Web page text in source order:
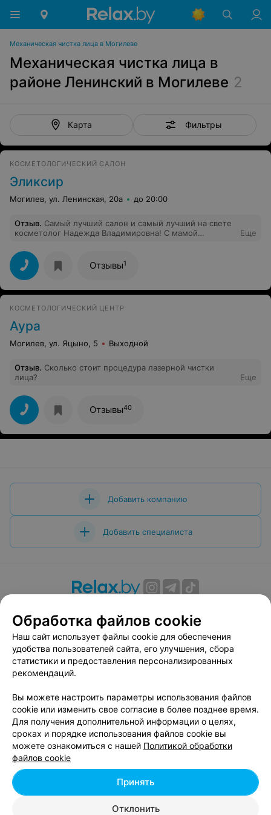
Механическая чистка лица в Могилеве
Механическая чистка лица в
районе Ленинский в Могилеве 2
Карта Фильтры
КОСМЕТОЛОГИЧЕСКИЙ САЛОН
Эликсир
Могилев, ул. Ленинская, 20а до 20:00
Отзыв. Самый лучший салон и самый лучший на свете
косметолог Надежда Владимировна! С мамой
процедуры как на праздник! Спасибо Вам огромное!
Еще
Отзывы1
КОСМЕТОЛОГИЧЕСКИЙ ЦЕНТР
Аура
Могилев, ул. Яцыно, 5 Выходной
Отзыв. Сколько стоит процедура лазерной чистки
лица?
Еще
Отзывы40
Добавить компанию
Добавить специалиста
Вакансии
Публичный договор
Способы оплаты
Публичный договор по использованию сервиса
«Афиша»
Пользовательское соглашение
Связаться по вопросам сотрудничества
Написать руководителю relax.by
Персональные настройки cookie
Обработка персональных данных
| 220012, Республика Беларусь, г. Минск,
Обработка файлов cookie
Наш сайт использует файлы cookie для обеспечения
удобства пользователей сайта, его улучшения, сбора
статистики и предоставления персонализированных
рекомендаций.
Вы можете настроить параметры использования файлов
cookie или изменить свое согласие в более позднее время.
Для получения дополнительной информации о целях,
сроках и порядке использования файлов cookie вы
можете ознакомиться с нашей Политикой обработки
файлов cookie
Отклонить
Принять